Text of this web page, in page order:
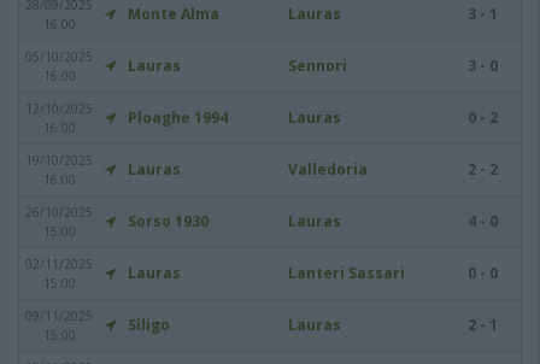
28/09/2025
16:00
Monte Alma Lauras 3 - 1
05/10/2025
16:00
Lauras Sennori 3 - 0
12/10/2025
16:00
Ploaghe 1994 Lauras 0 - 2
19/10/2025
16:00
Lauras Valledoria 2 - 2
26/10/2025
15:00
Sorso 1930 Lauras 4 - 0
02/11/2025
15:00
Lauras Lanteri Sassari 0 - 0
09/11/2025
15:00
Siligo Lauras 2 - 1